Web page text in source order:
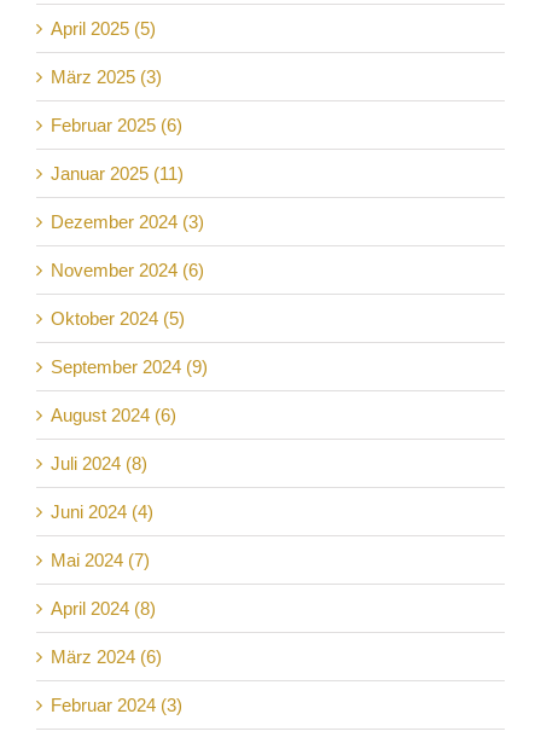
April 2025 (5)
März 2025 (3)
Februar 2025 (6)
Januar 2025 (11)
Dezember 2024 (3)
November 2024 (6)
Oktober 2024 (5)
September 2024 (9)
August 2024 (6)
Juli 2024 (8)
Juni 2024 (4)
Mai 2024 (7)
April 2024 (8)
März 2024 (6)
Februar 2024 (3)